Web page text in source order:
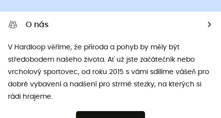
O nás
V Hardloop věříme, že příroda a pohyb by měly být
středobodem našeho života. Ať už jste začátečník nebo
vrcholový sportovec, od roku 2015 s vámi sdílíme vášeň pro
dobré vybavení a nadšení pro strmé stezky, na kterých si
rádi hrajeme.